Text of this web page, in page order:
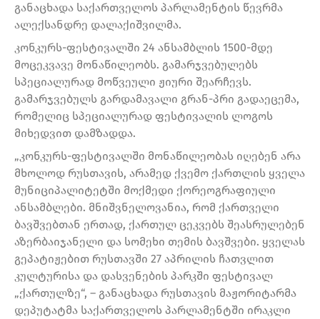
განაცხადა საქართველოს პარლამენტის წევრმა
ალექსანდრე დალაქიშვილმა.
კონკურს-ფესტივალში 24 ანსამბლის 1500-მდე
მოცეკვავე მონაწილეობს. გამარჯვებულებს
სპეციალურად მოწვეული ჟიური შეარჩევს.
გამარჯვებულს გარდამავალი გრან-პრი გადაეცემა,
რომელიც სპეციალურად ფესტივალის ლოგოს
მიხედვით დამზადდა.
„კონკურს-ფესტივალში მონაწილეობას იღებენ არა
მხოლოდ რუსთავის, არამედ ქვემო ქართლის ყველა
მუნიციპალიტეტში მოქმედი ქორეოგრაფიული
ანსამბლები. მნიშვნელოვანია, რომ ქართველი
ბავშვებთან ერთად, ქართულ ცეკვებს შეასრულებენ
აზერბაიჯანელი და სომეხი თემის ბავშვები. ყველას
გეპატიჟებით რუსთავში 27 აპრილის ჩათვლით
კულტურისა და დასვენების პარკში ფესტივალ
„ქართულზე“, – განაცხადა რუსთავის მაჟორიტარმა
დეპუტატმა საქართველოს პარლამენტში ირაკლი